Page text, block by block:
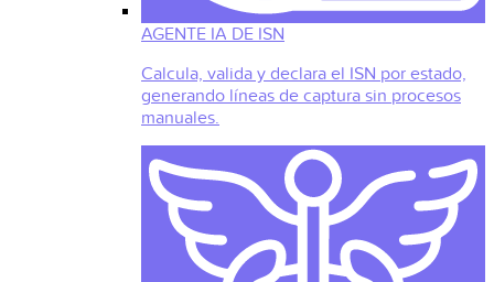
AGENTE IA DE ISN
Calcula, valida y declara el ISN por estado,
generando líneas de captura sin procesos
manuales.